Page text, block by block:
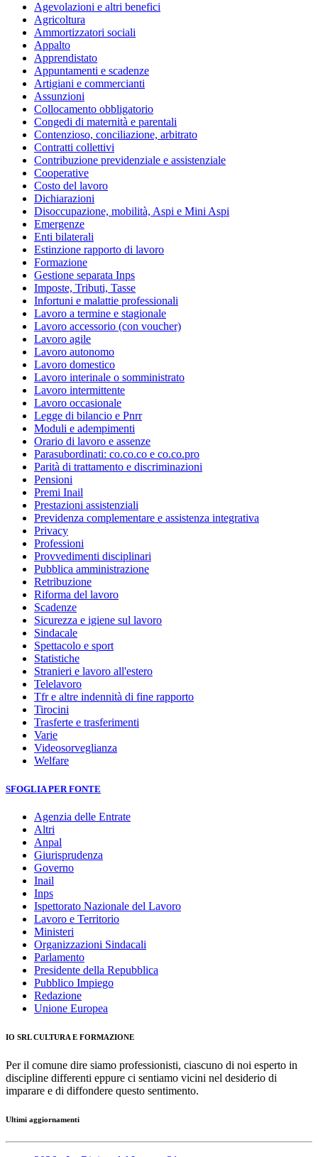
Agevolazioni e altri benefici
Agricoltura
Ammortizzatori sociali
Appalto
Apprendistato
Appuntamenti e scadenze
Artigiani e commercianti
Assunzioni
Collocamento obbligatorio
Congedi di maternità e parentali
Contenzioso, conciliazione, arbitrato
Contratti collettivi
Contribuzione previdenziale e assistenziale
Cooperative
Costo del lavoro
Dichiarazioni
Disoccupazione, mobilità, Aspi e Mini Aspi
Emergenze
Enti bilaterali
Estinzione rapporto di lavoro
Formazione
Gestione separata Inps
Imposte, Tributi, Tasse
Infortuni e malattie professionali
Lavoro a termine e stagionale
Lavoro accessorio (con voucher)
Lavoro agile
Lavoro autonomo
Lavoro domestico
Lavoro interinale o somministrato
Lavoro intermittente
Lavoro occasionale
Legge di bilancio e Pnrr
Moduli e adempimenti
Orario di lavoro e assenze
Parasubordinati: co.co.co e co.co.pro
Parità di trattamento e discriminazioni
Pensioni
Premi Inail
Prestazioni assistenziali
Previdenza complementare e assistenza integrativa
Privacy
Professioni
Provvedimenti disciplinari
Pubblica amministrazione
Retribuzione
Riforma del lavoro
Scadenze
Sicurezza e igiene sul lavoro
Sindacale
Spettacolo e sport
Statistiche
Stranieri e lavoro all'estero
Telelavoro
Tfr e altre indennità di fine rapporto
Tirocini
Trasferte e trasferimenti
Varie
Videosorveglianza
Welfare
SFOGLIA PER FONTE
Agenzia delle Entrate
Altri
Anpal
Giurisprudenza
Governo
Inail
Inps
Ispettorato Nazionale del Lavoro
Lavoro e Territorio
Ministeri
Organizzazioni Sindacali
Parlamento
Presidente della Repubblica
Pubblico Impiego
Redazione
Unione Europea
IO SRL CULTURA E FORMAZIONE
Per il comune dire siamo professionisti, ciascuno di noi esperto in
discipline differenti eppure ci sentiamo vicini nel desiderio di
imparare e di diffondere questo sentimento.
Ultimi aggiornamenti